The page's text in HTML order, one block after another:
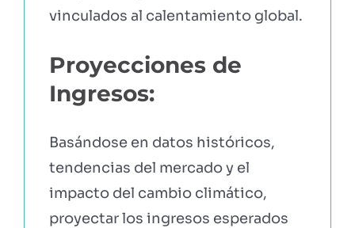
vinculados al calentamiento global.
Proyecciones de
Ingresos:
Basándose en datos históricos,
tendencias del mercado y el
impacto del cambio climático,
proyectar los ingresos esperados